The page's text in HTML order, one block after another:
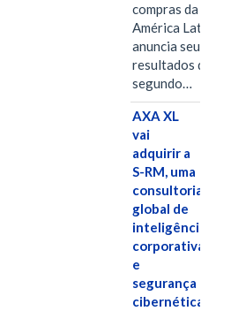
compras da
América Latina
anuncia seus
resultados do
segundo…
AXA XL
vai
adquirir a
S-RM, uma
consultoria
global de
inteligência
corporativa
e
segurança
cibernética